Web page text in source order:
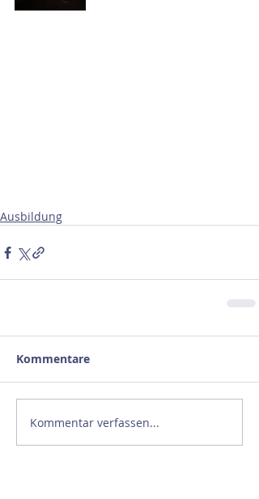
Ausbildung
Kommentare
Kommentar verfassen...